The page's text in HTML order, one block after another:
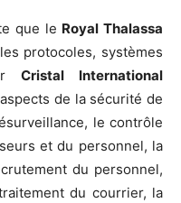
que le Royal Thalassa
protocoles, systèmes
Cristal International
de la sécurité de
le contrôle
et du personnel, la
du personnel,
du courrier, la